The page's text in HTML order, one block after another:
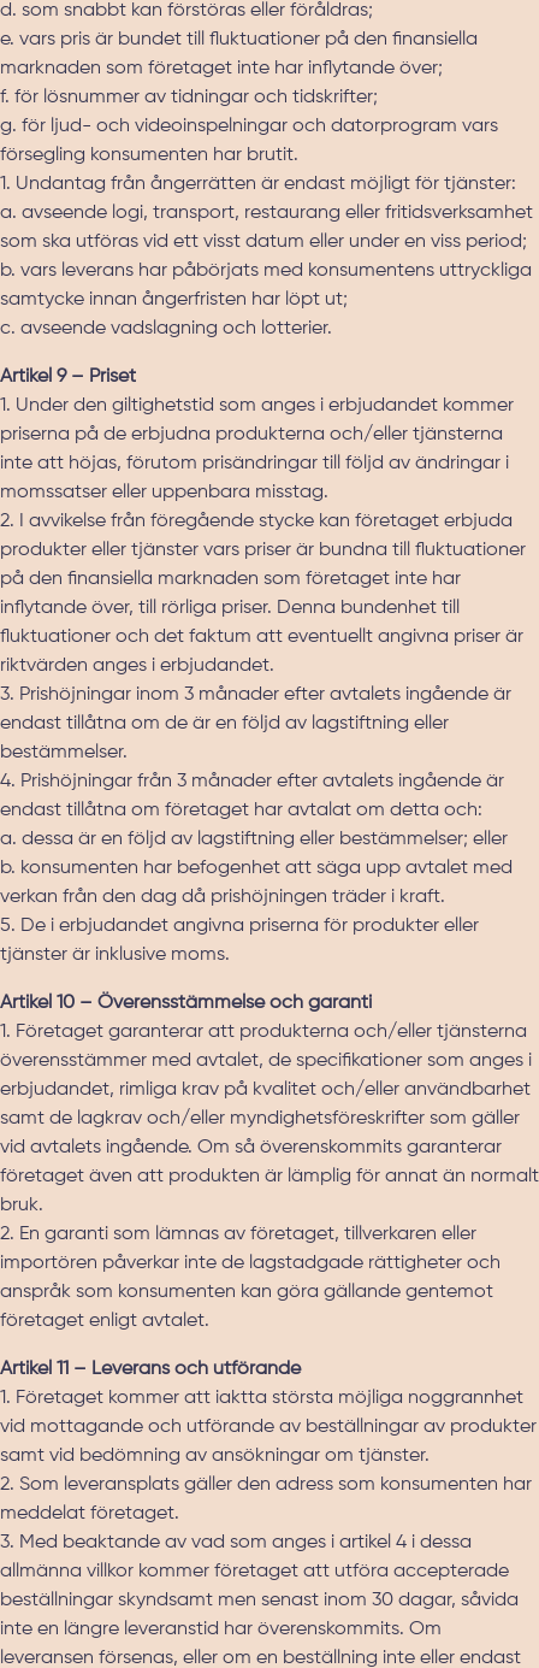
d. som snabbt kan förstöras eller föråldras;
e. vars pris är bundet till fluktuationer på den finansiella
marknaden som företaget inte har inflytande över;
f. för lösnummer av tidningar och tidskrifter;
g. för ljud- och videoinspelningar och datorprogram vars
försegling konsumenten har brutit.
1. Undantag från ångerrätten är endast möjligt för tjänster:
a. avseende logi, transport, restaurang eller fritidsverksamhet
som ska utföras vid ett visst datum eller under en viss period;
b. vars leverans har påbörjats med konsumentens uttryckliga
samtycke innan ångerfristen har löpt ut;
c. avseende vadslagning och lotterier.
Artikel 9 – Priset
1. Under den giltighetstid som anges i erbjudandet kommer
priserna på de erbjudna produkterna och/eller tjänsterna
inte att höjas, förutom prisändringar till följd av ändringar i
momssatser eller uppenbara misstag.
2. I avvikelse från föregående stycke kan företaget erbjuda
produkter eller tjänster vars priser är bundna till fluktuationer
på den finansiella marknaden som företaget inte har
inflytande över, till rörliga priser. Denna bundenhet till
fluktuationer och det faktum att eventuellt angivna priser är
riktvärden anges i erbjudandet.
3. Prishöjningar inom 3 månader efter avtalets ingående är
endast tillåtna om de är en följd av lagstiftning eller
bestämmelser.
4. Prishöjningar från 3 månader efter avtalets ingående är
endast tillåtna om företaget har avtalat om detta och:
a. dessa är en följd av lagstiftning eller bestämmelser; eller
b. konsumenten har befogenhet att säga upp avtalet med
verkan från den dag då prishöjningen träder i kraft.
5. De i erbjudandet angivna priserna för produkter eller
tjänster är inklusive moms.
Artikel 10 – Överensstämmelse och garanti
1. Företaget garanterar att produkterna och/eller tjänsterna
överensstämmer med avtalet, de specifikationer som anges i
erbjudandet, rimliga krav på kvalitet och/eller användbarhet
samt de lagkrav och/eller myndighetsföreskrifter som gäller
vid avtalets ingående. Om så överenskommits garanterar
företaget även att produkten är lämplig för annat än normalt
bruk.
2. En garanti som lämnas av företaget, tillverkaren eller
importören påverkar inte de lagstadgade rättigheter och
anspråk som konsumenten kan göra gällande gentemot
företaget enligt avtalet.
Artikel 11 – Leverans och utförande
1. Företaget kommer att iaktta största möjliga noggrannhet
vid mottagande och utförande av beställningar av produkter
samt vid bedömning av ansökningar om tjänster.
2. Som leveransplats gäller den adress som konsumenten har
meddelat företaget.
3. Med beaktande av vad som anges i artikel 4 i dessa
allmänna villkor kommer företaget att utföra accepterade
beställningar skyndsamt men senast inom 30 dagar, såvida
inte en längre leveranstid har överenskommits. Om
leveransen försenas, eller om en beställning inte eller endast